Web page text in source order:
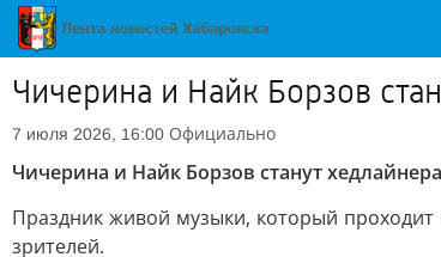
Чичерина и Найк Борзов
7 июля 2026, 16:00 Официально
Чичерина и Найк Борзов станут
Праздник живой музыки, который проходит
зрителей.